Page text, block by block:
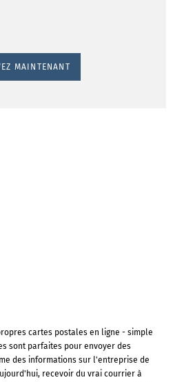
MAINTENANT
cartes postales en ligne - simple
sont parfaites pour envoyer des
des informations sur l'entreprise de
recevoir du vrai courrier à